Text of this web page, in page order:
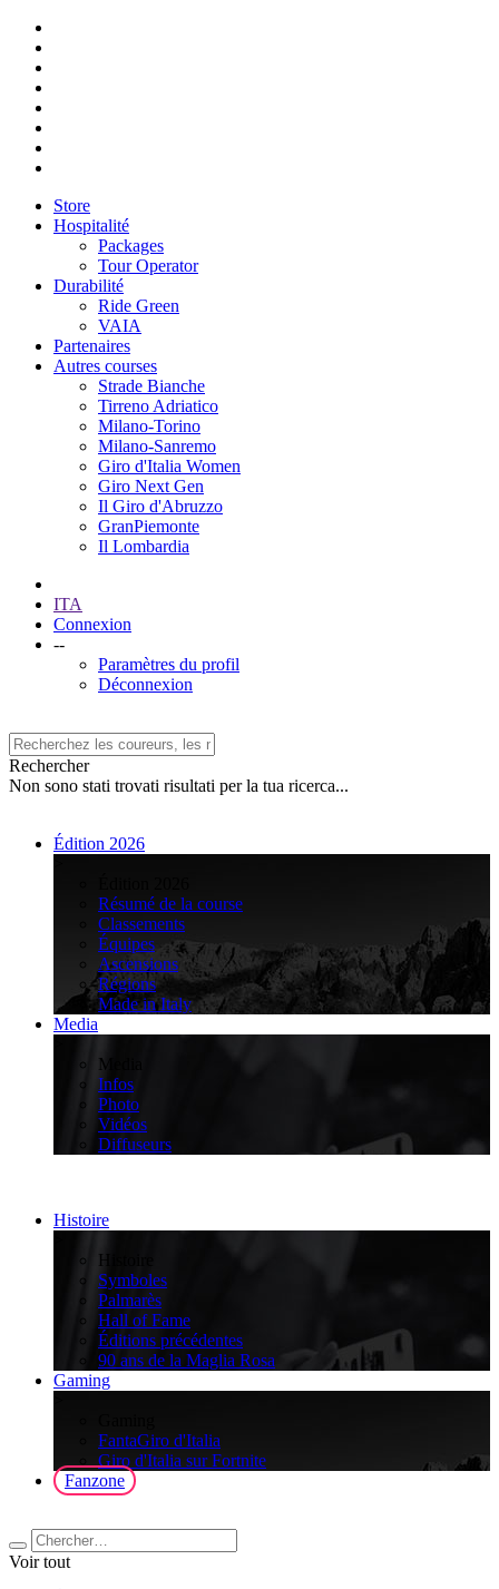
Store
Hospitalité
Packages
Tour Operator
Durabilité
Ride Green
VAIA
Partenaires
Autres courses
Strade Bianche
Tirreno Adriatico
Milano-Torino
Milano-Sanremo
Giro d'Italia Women
Giro Next Gen
Il Giro d'Abruzzo
GranPiemonte
Il Lombardia
ITA
Connexion
--
Paramètres du profil
Déconnexion
Rechercher
Non sono stati trovati risultati per la tua ricerca...
Édition 2026
Résumé de la course
Classements
Équipes
Ascensions
Régions
Made in Italy
Media
Media
Infos
Photo
Vidéos
Diffuseurs
Histoire
Histoire
Symboles
Palmarès
Hall of Fame
Éditions précédentes
90 ans de la Maglia Rosa
Gaming
FantaGiro d'Italia
Giro d'Italia sur Fortnite
Fanzone
Voir tout